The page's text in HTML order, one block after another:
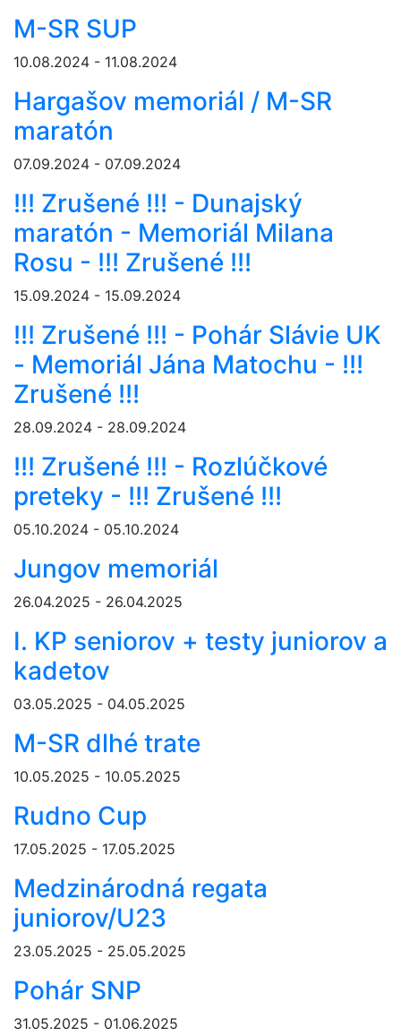
M-SR SUP
10.08.2024 - 11.08.2024
Hargašov memoriál / M-SR
maratón
07.09.2024 - 07.09.2024
!!! Zrušené !!! - Dunajský
maratón - Memoriál Milana
Rosu - !!! Zrušené !!!
15.09.2024 - 15.09.2024
!!! Zrušené !!! - Pohár Slávie UK
- Memoriál Jána Matochu - !!!
Zrušené !!!
28.09.2024 - 28.09.2024
!!! Zrušené !!! - Rozlúčkové
preteky - !!! Zrušené !!!
05.10.2024 - 05.10.2024
Jungov memoriál
26.04.2025 - 26.04.2025
I. KP seniorov + testy juniorov a
kadetov
03.05.2025 - 04.05.2025
M-SR dlhé trate
10.05.2025 - 10.05.2025
Rudno Cup
17.05.2025 - 17.05.2025
Medzinárodná regata
juniorov/U23
23.05.2025 - 25.05.2025
Pohár SNP
31.05.2025 - 01.06.2025